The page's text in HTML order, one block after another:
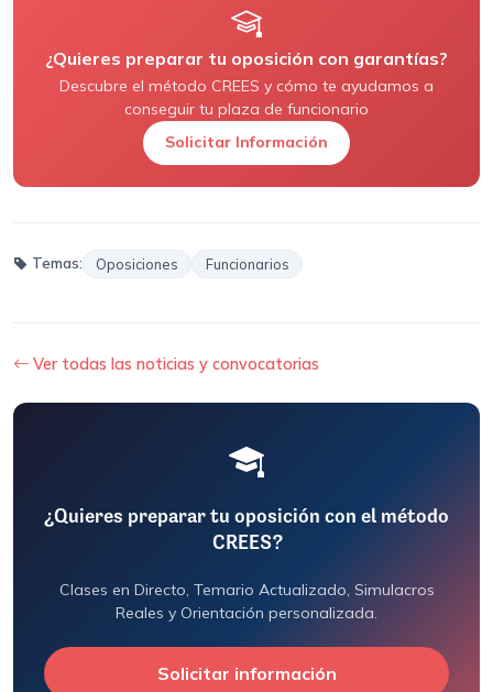
¿Quieres preparar tu oposición con garantías?
Descubre el método CREES y cómo te ayudamos a
conseguir tu plaza de funcionario
Solicitar Información
Temas: Oposiciones Funcionarios
Ver todas las noticias y convocatorias
¿Quieres preparar tu oposición con el método
CREES?
Clases en Directo, Temario Actualizado, Simulacros
Reales y Orientación personalizada.
Solicitar información